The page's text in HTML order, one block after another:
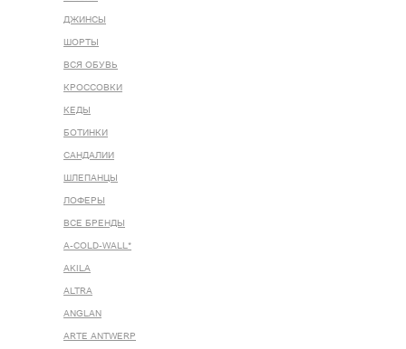
ДЖИНСЫ
ШОРТЫ
ВСЯ ОБУВЬ
КРОССОВКИ
КЕДЫ
БОТИНКИ
САНДАЛИИ
ШЛЕПАНЦЫ
ЛОФЕРЫ
ВСЕ БРЕНДЫ
A-COLD-WALL*
AKILA
ALTRA
ANGLAN
ARTE ANTWERP